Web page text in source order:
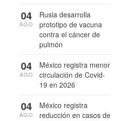
Rusia desarrolla
prototipo de vacuna
contra el cáncer de
pulmón
04
AGO
México registra menor
circulación de Covid-
19 en 2026
04
AGO
México registra
reducción en casos de
04
AGO